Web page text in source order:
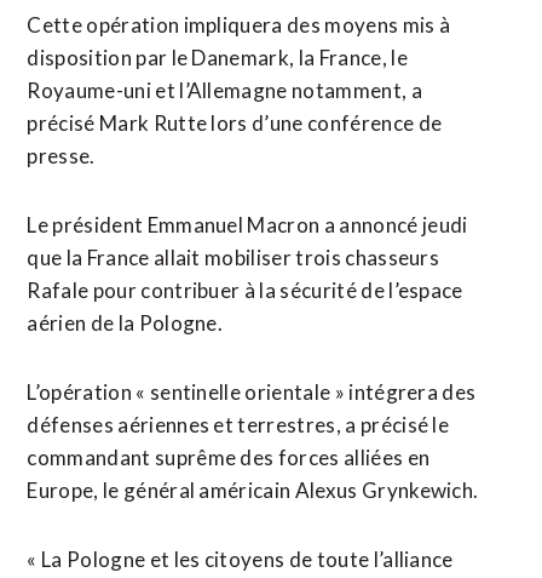
Cette opération impliquera des moyens mis à
disposition par le Danemark, la France, le
Royaume-uni et l’Allemagne notamment, a
précisé Mark Rutte lors d’une conférence de
presse.
Le président Emmanuel Macron a annoncé jeudi
que la France allait mobiliser trois chasseurs
Rafale pour contribuer à la sécurité de l’espace
aérien de la Pologne.
L’opération « sentinelle orientale » intégrera des
défenses aériennes et terrestres, a précisé le
commandant suprême des forces alliées en
Europe, le général américain Alexus Grynkewich.
« La Pologne et les citoyens de toute l’alliance